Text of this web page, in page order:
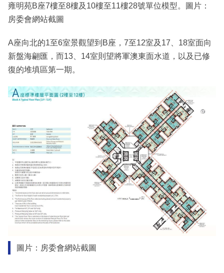
雍明苑B座7樓至8樓及10樓至11樓28號單位模型。圖片：
房委會網站截圖
A座向北的1至6室景觀望到B座，7至12室及17、18室面向
新盤海翩匯，而13、14室則望將軍澳東面水道，以及已修
復的堆填區第一期。
圖片：房委會網站截圖